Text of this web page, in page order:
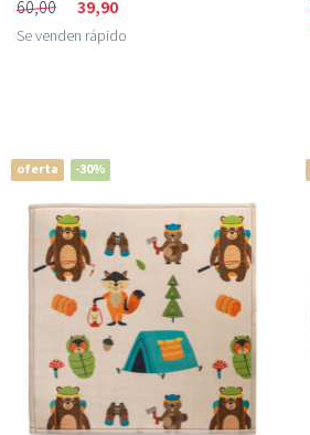
60,00 39,90
Se venden rápido
oferta -30%